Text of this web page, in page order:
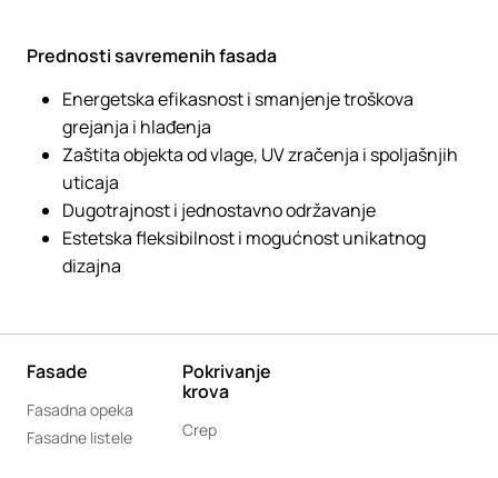
Prednosti savremenih fasada
Energetska efikasnost i smanjenje troškova
grejanja i hlađenja
Zaštita objekta od vlage, UV zračenja i spoljašnjih
uticaja
Dugotrajnost i jednostavno održavanje
Estetska fleksibilnost i mogućnost unikatnog
dizajna
Fasade
Fasadna opeka
Fasadne listele
Pokrivanje
krova
Crep